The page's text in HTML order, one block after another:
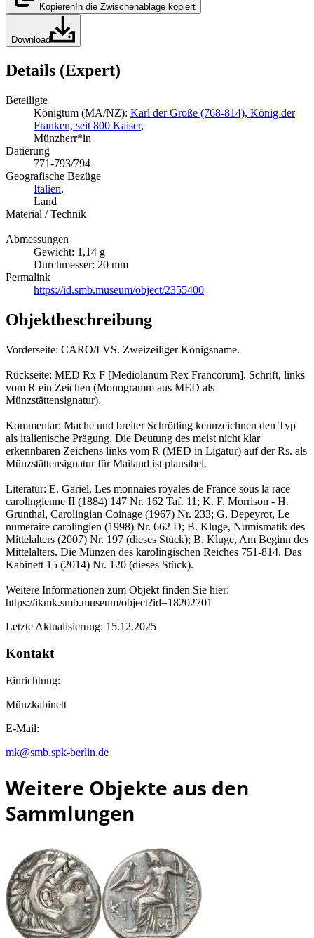
Kopieren In die Zwischenablage kopiert
Download
Details (Expert)
Beteiligte
Königtum (MA/NZ): Karl der Große (768-814), König der
Franken, seit 800 Kaiser,
Münzherr*in
Datierung
771-793/794
Geografische Bezüge
Italien,
Land
Material / Technik
—
Abmessungen
Gewicht: 1,14 g
Durchmesser: 20 mm
Permalink
https://id.smb.museum/object/2355400
Objektbeschreibung
Vorderseite: CARO/LVS. Zweizeiliger Königsname.
Rückseite: MED Rx F [Mediolanum Rex Francorum]. Schrift, links
vom R ein Zeichen (Monogramm aus MED als
Münzstättensignatur).
Kommentar: Mache und breiter Schrötling kennzeichnen den Typ
als italienische Prägung. Die Deutung des meist nicht klar
erkennbaren Zeichens links vom R (MED in Ligatur) auf der Rs. als
Münzstättensignatur für Mailand ist plausibel.
Literatur: E. Gariel, Les monnaies royales de France sous la race
carolingienne II (1884) 147 Nr. 162 Taf. 11; K. F. Morrison - H.
Grunthal, Carolingian Coinage (1967) Nr. 233; G. Depeyrot, Le
numeraire carolingien (1998) Nr. 662 D; B. Kluge, Numismatik des
Mittelalters (2007) Nr. 197 (dieses Stück); B. Kluge, Am Beginn des
Mittelalters. Die Münzen des karolingischen Reiches 751-814. Das
Kabinett 15 (2014) Nr. 120 (dieses Stück).
Weitere Informationen zum Objekt finden Sie hier:
https://ikmk.smb.museum/object?id=18202701
Letzte Aktualisierung: 15.12.2025
Kontakt
Einrichtung:
Münzkabinett
E-Mail:
mk@smb.spk-berlin.de
Weitere Objekte aus den
Sammlungen